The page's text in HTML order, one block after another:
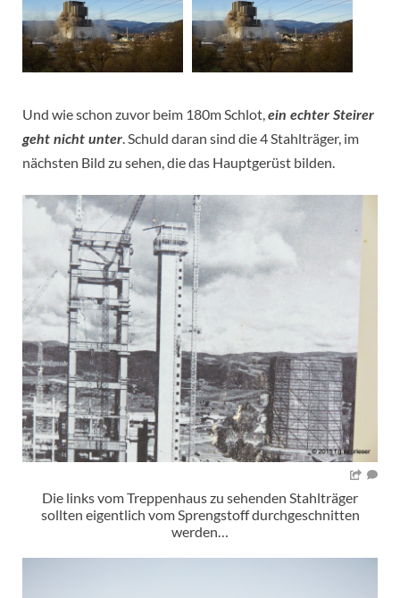
Und wie schon zuvor beim 180m Schlot,ein echter Steirer
geht nicht unter. Schuld daran sind die 4 Stahlträger, im
nächsten Bild zu sehen, die das Hauptgerüst bilden.
Die links vom Treppenhaus zu sehenden Stahlträger
sollten eigentlich vom Sprengstoff durchgeschnitten
werden…